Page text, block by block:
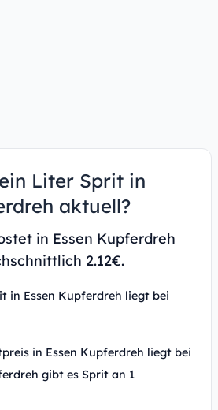
Liter Sprit in
aktuell?
in Essen Kupferdreh
2.12€.
in Essen Kupferdreh liegt bei
in Essen Kupferdreh liegt bei
gibt es Sprit an 1